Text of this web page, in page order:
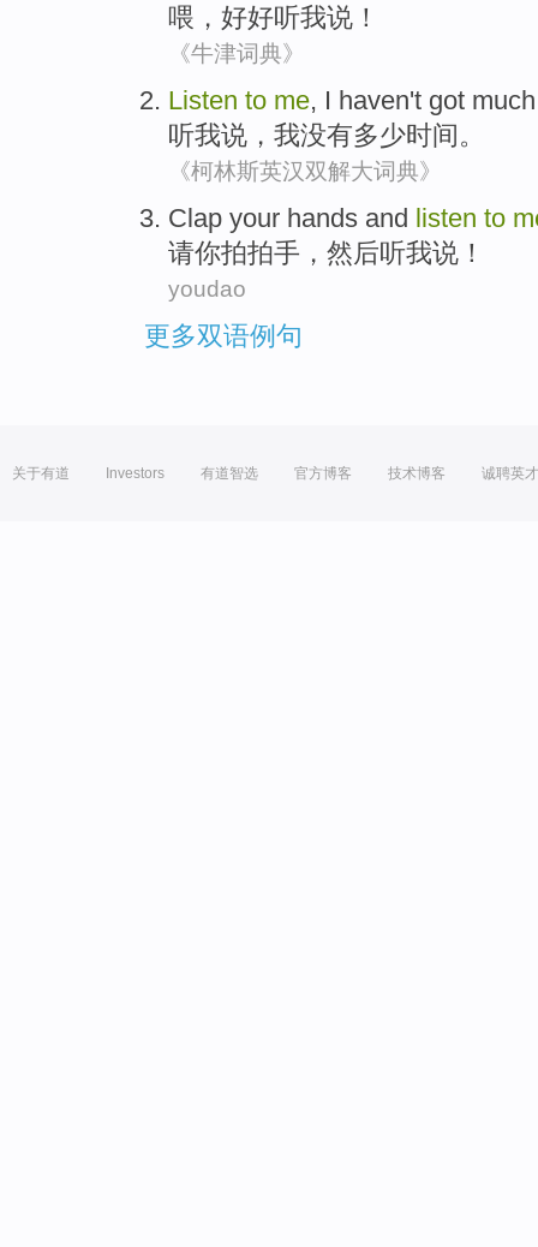
喂 ， 好好听我说！
《牛津词典》
Listen to me, I haven't got much
听我说， 我没有多少时间。
《柯林斯英汉双解大词典》
Clap your hands and listen to
请你拍拍手 ， 然后听我说！
youdao
更多双语例句
关于有道 Investors 有道智选 官方博客 技术博客 诚聘英才